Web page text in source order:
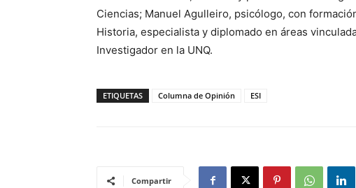
Ciencias; Manuel Agulleiro, psicólogo, con
Historia, especialista y diplomado en áreas
Investigador en la UNQ.
ETIQUETAS Columna de Opinión ESI
Compartir